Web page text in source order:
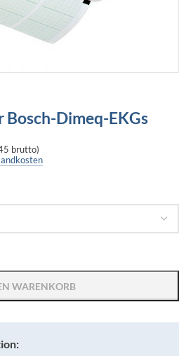
Dimeq-EKGs
brutto)
WARENKORB